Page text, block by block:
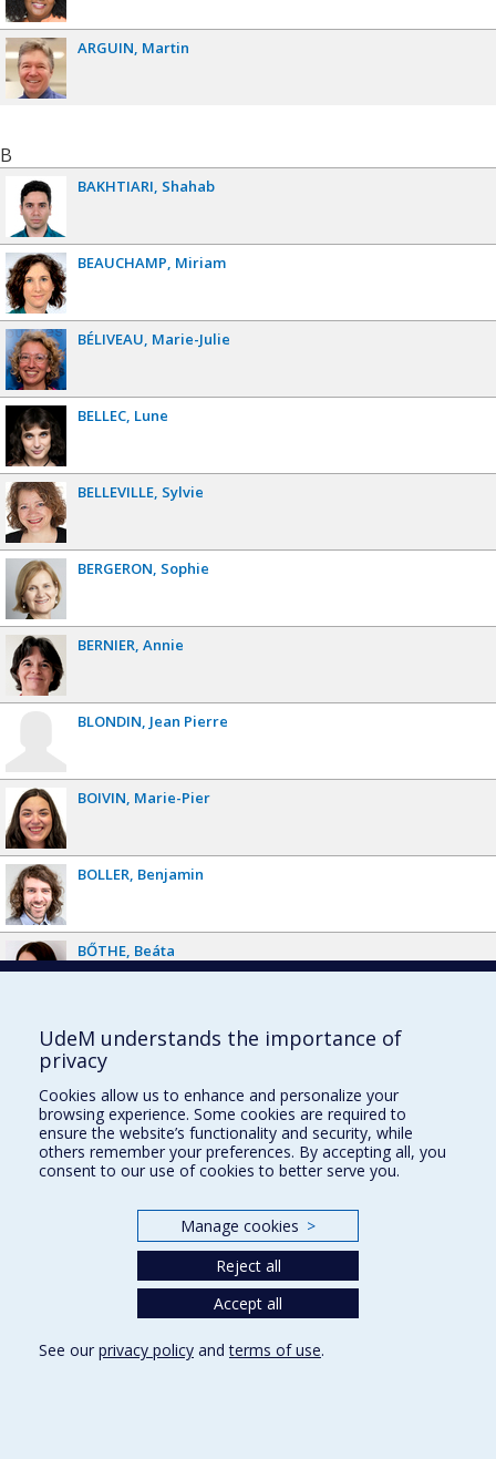
ARGUIN Martin
B
BAKHTIARI Shahab
BEAUCHAMP Miriam
BÉLIVEAU Marie-Julie
BELLEC Lune
BELLEVILLE Sylvie
BERGERON Sophie
BERNIER Annie
BLONDIN Jean Pierre
BOIVIN Marie-Pier
BOLLER Benjamin
BŐTHE Beáta
BOUCHER Olivier
BOUDRIAS Jean-Sébastien
BRAMBATI Simona Maria
Luc
UdeM understands the importance of
privacy
Cookies allow us to enhance and personalize your
browsing experience. Some cookies are required to
ensure the website’s functionality and security, while
others remember your preferences. By accepting all, you
consent to our use of cookies to better serve you.
Manage cookies >
Reject all
Accept all
See our privacy policy andterms of use.